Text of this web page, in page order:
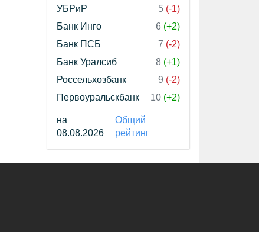
УБРиР
5 (-1)
Банк Инго
6 (+2)
Банк ПСБ
7 (-2)
Банк Уралсиб
8 (+1)
Россельхозбанк
9 (-2)
Первоуральскбанк
10 (+2)
на
08.08.2026
Общий
рейтинг